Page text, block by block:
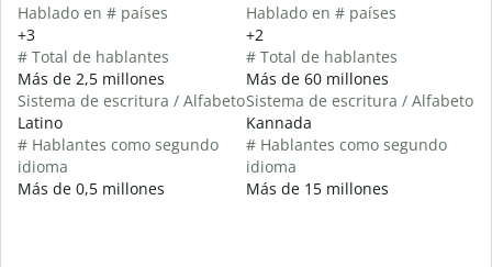
Hablado en # países
+3
# Total de hablantes
Más de 2,5 millones
Sistema de escritura / Alfabeto
Latino
# Hablantes como segundo
idioma
Más de 0,5 millones
Hablado en # países
+2
# Total de hablantes
Más de 60 millones
Sistema de escritura / Alfabeto
Kannada
# Hablantes como segundo
idioma
Más de 15 millones